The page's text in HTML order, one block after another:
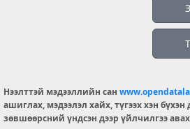
info@opendatalab.mn
© 2026 OPENDATA LAB
Нээлттэй мэдээллийн сан
ашиглах, мэдээлэл хайх, түгээх хэн
зөвшөөрсний үндсэн дээр үйлчилгээ